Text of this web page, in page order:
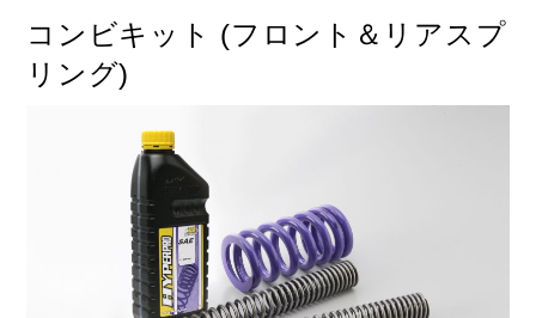
BUELL CAGIVA DUCATI
HARLEY DAVIDSON
KTM
MV AGUSTA ROYAL ENFIELD
TRIUMPH
コンビキット (フロント＆リアスプ
リング)